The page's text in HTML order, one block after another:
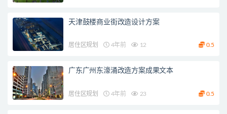
天津鼓楼商业街改造设计方案
居住区规划 4年前 12 0.5
广东广州东濠涌改造方案成果文本
居住区规划 4年前 23 0.5